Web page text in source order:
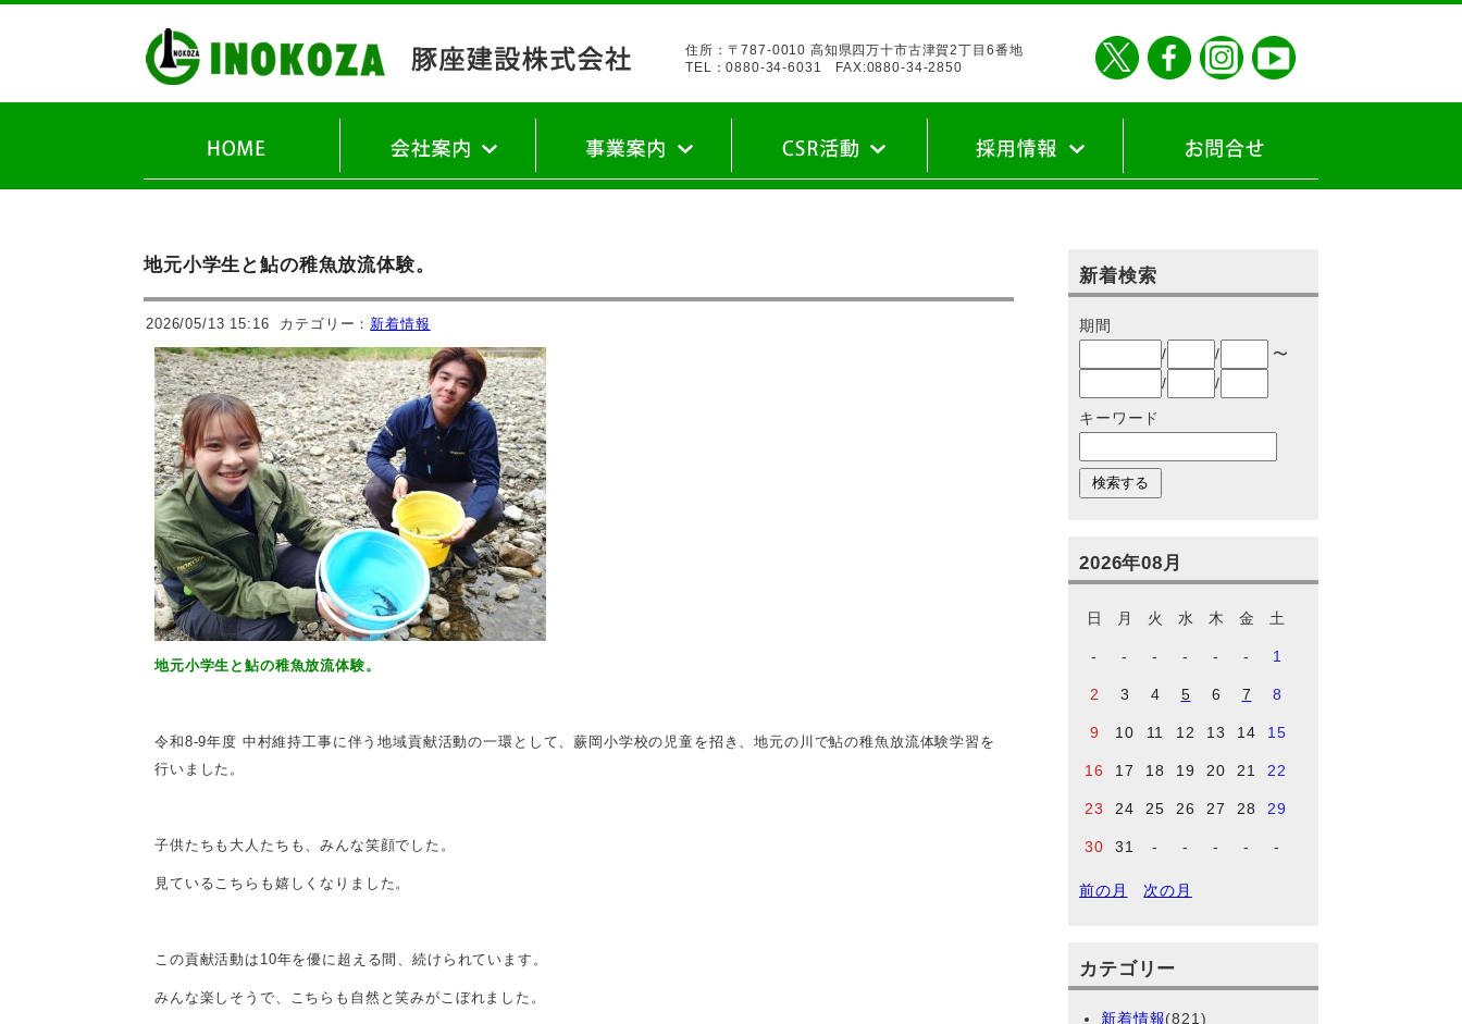
住所：〒787-0010 高知県四万十市古津賀2丁目6番地
TEL：0880-34-6031 FAX:0880-34-2850
地元小学生と鮎の稚魚放流体験。
2026/05/13 15:16 カテゴリー： 新着情報
地元小学生と鮎の稚魚放流体験。
令和8-9年度 中村維持工事に伴う地域貢献活動の一環として、蕨岡小学校の児童を招き、地元の川で鮎の稚魚放流体験学習を
行いました。
子供たちも大人たちも、みんな笑顔でした。
見ているこちらも嬉しくなりました。
この貢献活動は10年を優に超える間、続けられています。
みんな楽しそうで、こちらも自然と笑みがこぼれました。
新着検索
期間
/
/
〜
/
/
キーワード
2026年08月
日 月 火 水 木 金 土
- - - - - - 1
2 3 4 5 6 7 8
9 10 11 12 13 14 15
16 17 18 19 20 21 22
23 24 25 26 27 28 29
30 31 - - - - -
前の月 次の月
カテゴリー
新着情報(821)